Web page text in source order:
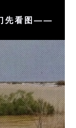
先看图——